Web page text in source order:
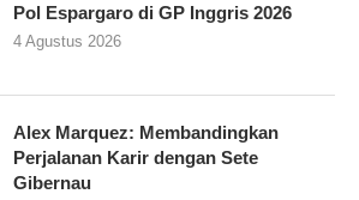
Pol Espargaro di GP Inggris 2026
4 Agustus 2026
Alex Marquez: Membandingkan
Perjalanan Karir dengan Sete
Gibernau